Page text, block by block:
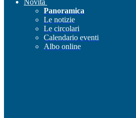
Novità
Panoramica
Le notizie
Le circolari
Calendario eventi
Albo online